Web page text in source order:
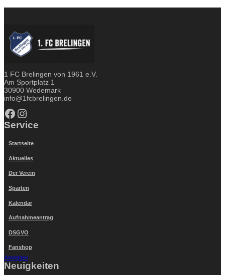
1 FC Brelingen von 1961 e.V.
Am Sportplatz 1
30900 Wedemark
info@1fcbrelingen.de
Facebook Instagram
Service
Startseite
Aktuelles
Der Verein
Sparten
Kalendar
Aufnahmeantrag
DSGVO
Fanshop
Anmelden
Neuigkeiten